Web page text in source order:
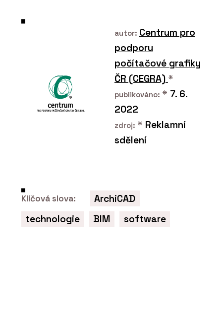
autor: Centrum pro
podporu
počítačové grafiky
ČR (CEGRA) *
publikováno: * 7. 6.
2022
zdroj: * Reklamní
sdělení
Klíčová slova:
ArchiCAD
technologie
BIM software